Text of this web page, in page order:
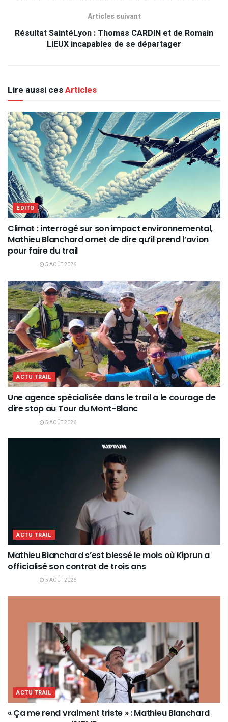
Articles suivant
Résultat SaintéLyon : Thomas CARDIN et de Romain
LIEUX incapables de se départager
Lire aussi cesArticles
EDITO
Climat : interrogé sur son impact environnemental,
Mathieu Blanchard omet de dire qu’il prend l’avion
pour faire du trail
5 AOÛT 2026
ACTU TRAIL
Une agence spécialisée dans le trail a le courage de
dire stop au Tour du Mont-Blanc
5 AOÛT 2026
ACTU TRAIL
Mathieu Blanchard s’est blessé le mois où Kiprun a
officialisé son contrat de trois ans
5 AOÛT 2026
ACTU TRAIL
« Ça me rend vraiment triste » : Mathieu Blanchard